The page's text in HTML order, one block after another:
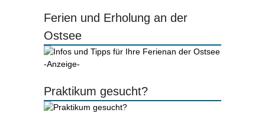
Ferien und Erholung an der
Ostsee
-Anzeige-
Praktikum gesucht?